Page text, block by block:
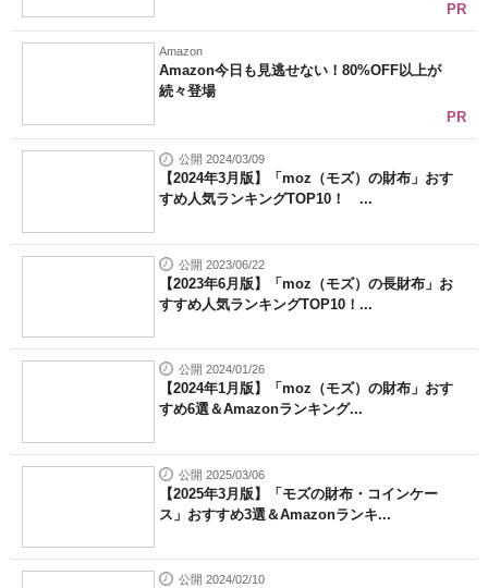
PR
Amazon
Amazon今日も見逃せない！80%OFF以上が
続々登場
PR
公開 2024/03/09
【2024年3月版】「moz（モズ）の財布」おす
すめ人気ランキングTOP10！ ...
公開 2023/06/22
【2023年6月版】「moz（モズ）の長財布」お
すすめ人気ランキングTOP10！...
公開 2024/01/26
【2024年1月版】「moz（モズ）の財布」おす
すめ6選＆Amazonランキング...
公開 2025/03/06
【2025年3月版】「モズの財布・コインケー
ス」おすすめ3選＆Amazonランキ...
公開 2024/02/10